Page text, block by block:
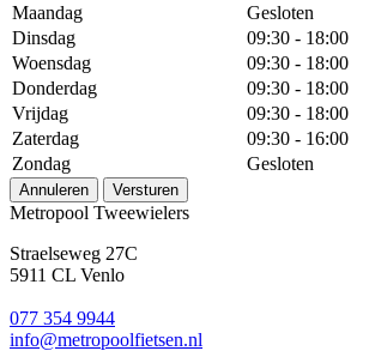
Maandag
Gesloten
Dinsdag
09:30 - 18:00
Woensdag
09:30 - 18:00
Donderdag
09:30 - 18:00
Vrijdag
09:30 - 18:00
Zaterdag
09:30 - 16:00
Zondag
Gesloten
Annuleren Versturen
Metropool Tweewielers
Straelseweg 27C
5911 CL Venlo
077 354 9944
info@metropoolfietsen.nl